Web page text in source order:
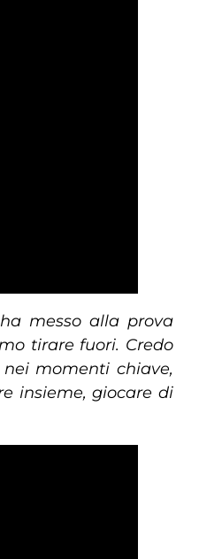
messo alla prova
tirare fuori. Credo
momenti chiave,
insieme, giocare di